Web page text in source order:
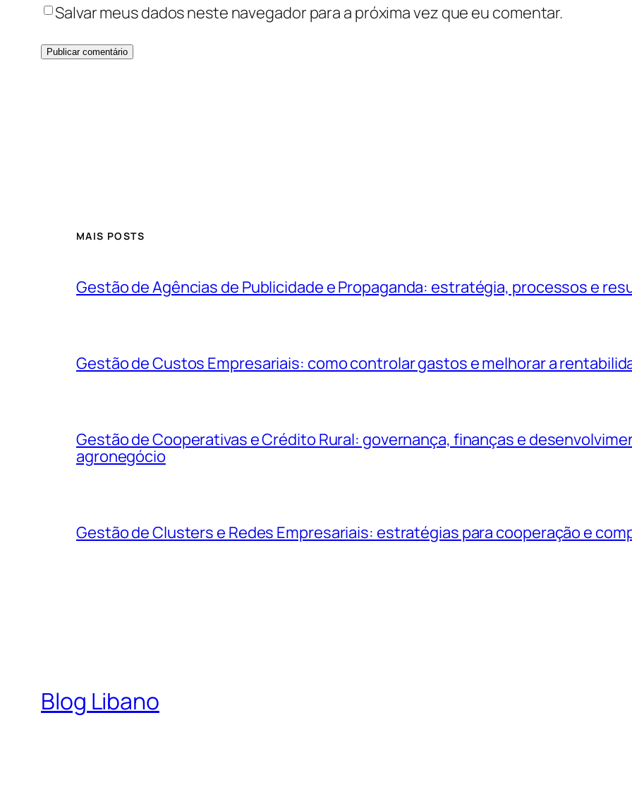
Salvar meus dados neste navegador para a próxima vez que eu comentar.
MAIS POSTS
Gestão de Agências de Publicidade e Propaganda: estratégia, processos e
Gestão de Custos Empresariais: como controlar gastos e melhorar a
Gestão de Cooperativas e Crédito Rural: governança, finanças e
agronegócio
Gestão de Clusters e Redes Empresariais: estratégias para cooperação e
Blog Libano